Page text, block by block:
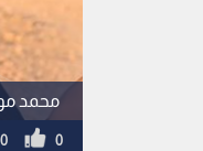
محمد
0
0